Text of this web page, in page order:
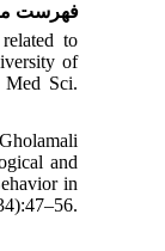
فهرست
to
of
Med Sci.
and
in